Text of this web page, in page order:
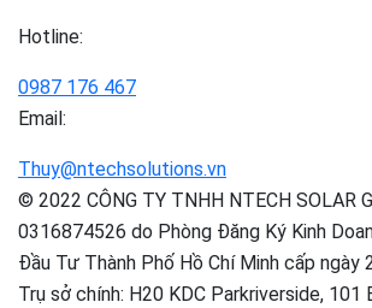
Hotline:
0987 176 467
Email:
Thuy@ntechsolutions.vn
© 2022 CÔNG TY TNHH NTECH SOLAR
0316874526 do Phòng Đăng Ký Kinh
Đầu Tư Thành Phố Hồ Chí Minh cấp ngày
Trụ sở chính: H20 KDC Parkriverside, 101